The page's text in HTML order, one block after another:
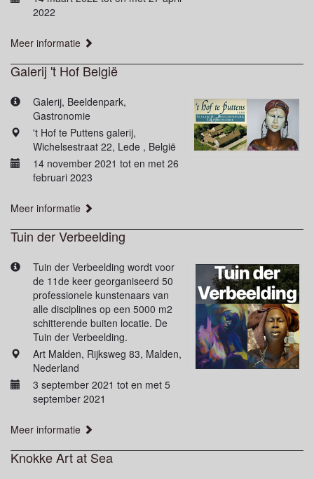
2022
Meer informatie
Galerij 't Hof België
Galerij, Beeldenpark,
Gastronomie
't Hof te Puttens galerij,
Wichelsestraat 22, Lede , België
14 november 2021 tot en met 26
februari 2023
Meer informatie
Tuin der Verbeelding
Tuin der Verbeelding wordt voor
de 11de keer georganiseerd 50
professionele kunstenaars van
alle disciplines op een 5000 m2
schitterende buiten locatie. De
Tuin der Verbeelding.
Art Malden, Rijksweg 83, Malden,
Nederland
3 september 2021 tot en met 5
september 2021
Meer informatie
Knokke Art at Sea